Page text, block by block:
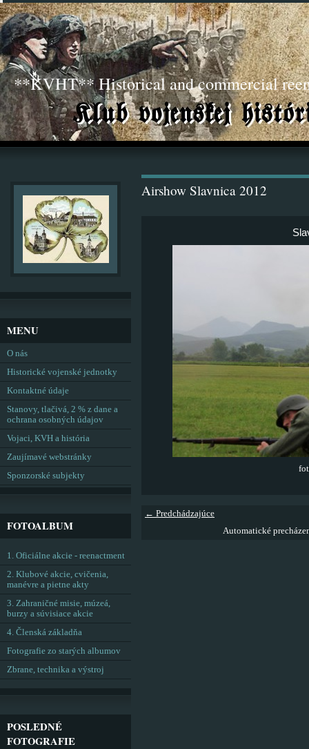
**KVHT** Historical and commercial
Airshow Slavnica 2012
← Predchádzajúce
Automatické
MENU
O nás
Historické vojenské jednotky
Kontaktné údaje
Stanovy, tlačivá, 2 % z dane a
ochrana osobných údajov
Vojaci, KVH a história
Zaujímavé webstránky
Sponzorské subjekty
FOTOALBUM
1. Oficiálne akcie - reenactment
2. Klubové akcie, cvičenia,
manévre a pietne akty
3. Zahraničné misie, múzeá,
burzy a súvisiace akcie
4. Členská základňa
Fotografie zo starých albumov
Zbrane, technika a výstroj
POSLEDNÉ
FOTOGRAFIE